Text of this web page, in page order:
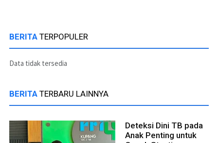
BERITA TERPOPULER
Data tidak tersedia
BERITA TERBARU LAINNYA
Deteksi Dini TB pada
Anak Penting untuk